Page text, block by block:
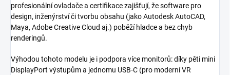
profesionální ovladače a certifikace zajišťují, že software pro
design, inženýrství či tvorbu obsahu (jako Autodesk AutoCAD,
Maya, Adobe Creative Cloud aj.) poběží hladce a bez chyb
renderingů.
Výhodou tohoto modelu je i podpora více monitorů: díky pěti mini
DisplayPort výstupům a jednomu USB-C (pro moderní VR